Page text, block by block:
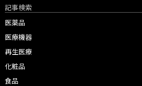
記事検索
医薬品
医療機器
再生医療
化粧品
食品